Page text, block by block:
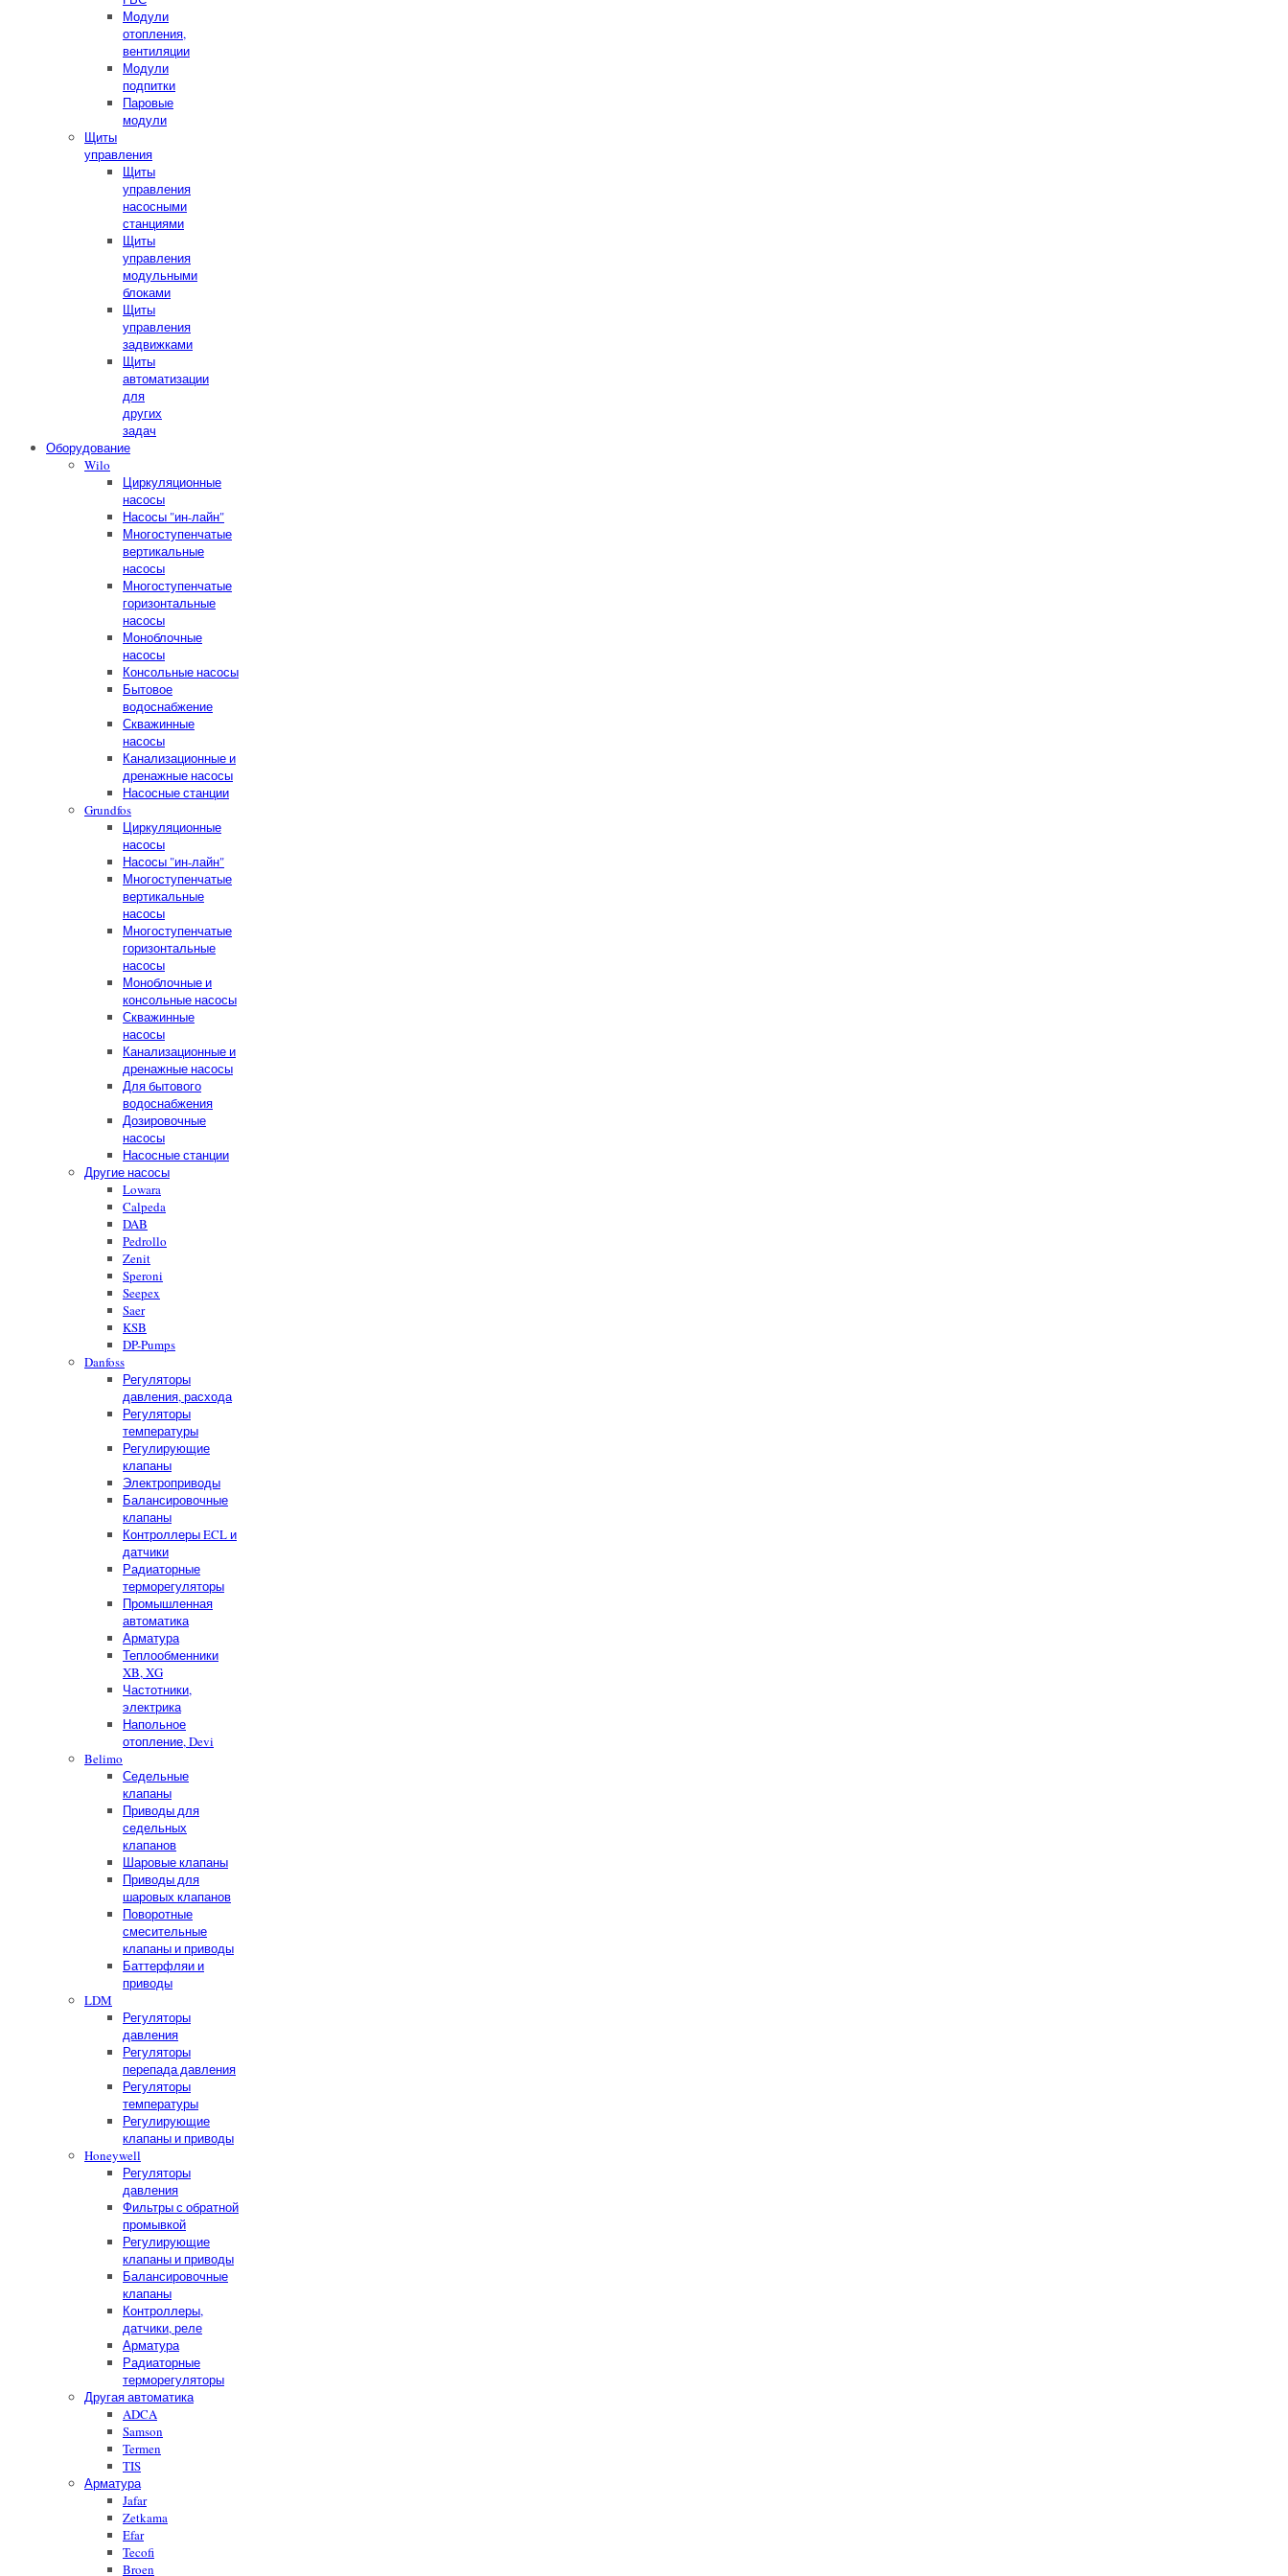
Модули
отопления,
вентиляции
Модули
подпитки
Паровые
модули
Щиты
управления
Щиты
управления
насосными
станциями
Щиты
управления
модульными
блоками
Щиты
управления
задвижками
Щиты
автоматизации
для
других
задач
Оборудование
Wilo
Циркуляционные
насосы
Насосы "ин-лайн"
Многоступенчатые
вертикальные
насосы
Многоступенчатые
горизонтальные
насосы
Моноблочные
насосы
Консольные насосы
Бытовое
водоснабжение
Скважинные
насосы
Канализационные и
дренажные насосы
Насосные станции
Grundfos
Циркуляционные
насосы
Насосы "ин-лайн"
Многоступенчатые
вертикальные
насосы
Многоступенчатые
горизонтальные
насосы
Моноблочные и
консольные насосы
Скважинные
насосы
Канализационные и
дренажные насосы
Для бытового
водоснабжения
Дозировочные
насосы
Насосные станции
Другие насосы
Lowara
Calpeda
DAB
Pedrollo
Zenit
Speroni
Seepex
Saer
KSB
DP-Pumps
Danfoss
Регуляторы
давления, расхода
Регуляторы
температуры
Регулирующие
клапаны
Электроприводы
Балансировочные
клапаны
Контроллеры ECL и
датчики
Радиаторные
терморегуляторы
Промышленная
автоматика
Арматура
Теплообменники
XB, XG
Частотники,
электрика
Напольное
отопление, Devi
Belimo
Седельные
клапаны
Приводы для
седельных
клапанов
Шаровые клапаны
Приводы для
шаровых клапанов
Поворотные
смесительные
клапаны и приводы
Баттерфляи и
приводы
LDM
Регуляторы
давления
Регуляторы
перепада давления
Регуляторы
температуры
Регулирующие
клапаны и приводы
Honeywell
Регуляторы
давления
Фильтры с обратной
промывкой
Регулирующие
клапаны и приводы
Балансировочные
клапаны
Контроллеры,
датчики, реле
Арматура
Радиаторные
терморегуляторы
Другая автоматика
ADCA
Samson
Termen
TIS
Арматура
Jafar
Zetkama
Efar
Tecofi
Broen